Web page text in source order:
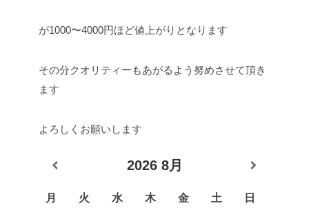
が1000〜4000円ほど値上がりとなります
その分クオリティーもあがるよう努めさせて頂き
ます
よろしくお願いします
2026 8月
月 火 水 木 金 土 日